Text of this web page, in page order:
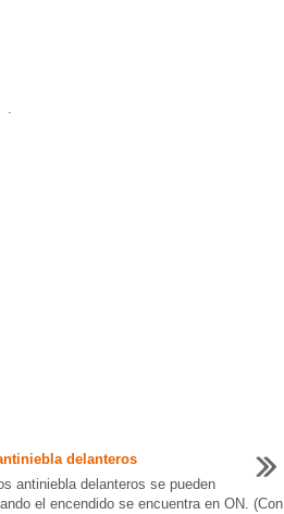
.
delanteros
antiniebla delanteros se pueden
el encendido se encuentra en ON. (Con